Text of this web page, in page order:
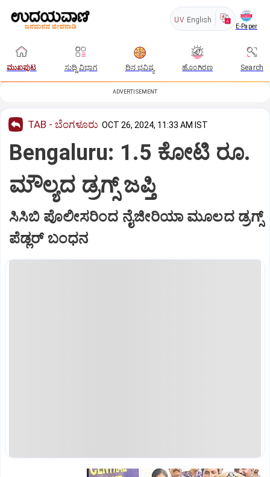
UV English
E-Paper
ಮುಖಪುಟ ಸುದ್ದಿ ವಿಭಾಗ ದಿನ ಭವಿಷ್ಯ ಹೊಂಗಿರಣ Search
ADVERTISEMENT
TAB - ಬೆಂಗಳೂರು OCT 26, 2024, 11:33 AM IST
Bengaluru: 1.5 ಕೋಟಿ ರೂ.
ಮೌಲ್ಯದ ಡ್ರಗ್ಸ್‌ ಜಪ್ತಿ
ಸಿಸಿಬಿ ಪೊಲೀಸರಿಂದ ನೈಜೀರಿಯಾ ಮೂಲದ ಡ್ರಗ್ಸ್‌
ಪೆಡ್ಲರ್‌ ಬಂಧನ